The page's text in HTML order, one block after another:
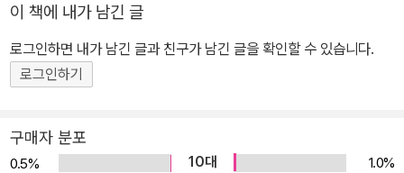
이 책에 내가 남긴 글
로그인하면 내가 남긴 글과 친구가 남긴 글을 확인할 수 있습니다.
로그인하기
구매자 분포
0.5% 10대
1.0%